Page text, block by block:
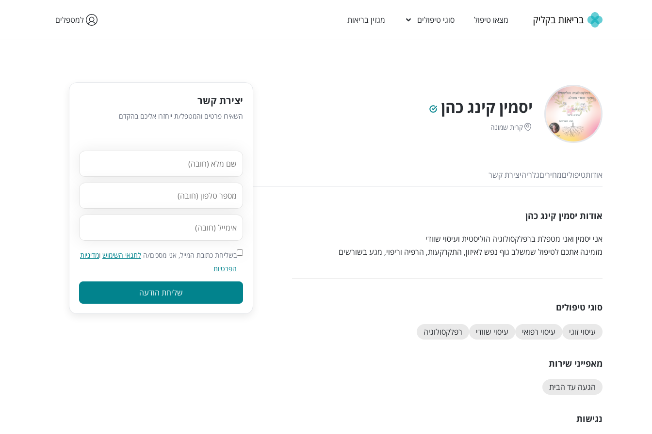
מצאו טיפול סוגי טיפולים מגזין בריאות למטפלים
יסמין קינג כהן
קרית שמונה
אודותטיפוליםמחיריםגלריהיצירת קשר
אודות יסמין קינג כהן
אני יסמין ואני מטפלת ברפלקסולוגיה הוליסטית ועיסוי שוודי
מזמינה אתכם לטיפול שמשלב גוף נפש לאיזון, התקרקעות, הרפיה וריפוי, מגע בשורשים
סוגי טיפולים
עיסוי זוגי עיסוי רפואי עיסוי שוודי רפלקסולוגיה
מאפייני שירות
הגעה עד הבית
נגישות
יצירת קשר
השאירו פרטים והמטפל/ת ייחזרו אליכם בהקדם
בשליחת כתובת המייל, אני מסכים/ה לתנאי השימוש ומדיניות
הפרטיות
שליחת הודעה